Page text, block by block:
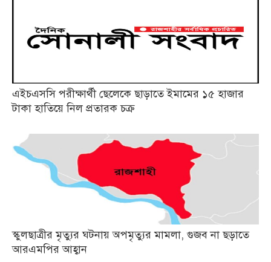
এইচএসসি পরীক্ষার্থী ছেলেকে ছাড়াতে ইমামের ১৫ হাজার
টাকা হাতিয়ে নিল প্রতারক চক্র
স্কুলছাত্রীর মৃত্যুর ঘটনায় অপমৃত্যুর মামলা, গুজব না ছড়াতে
আরএমপির আহ্বান